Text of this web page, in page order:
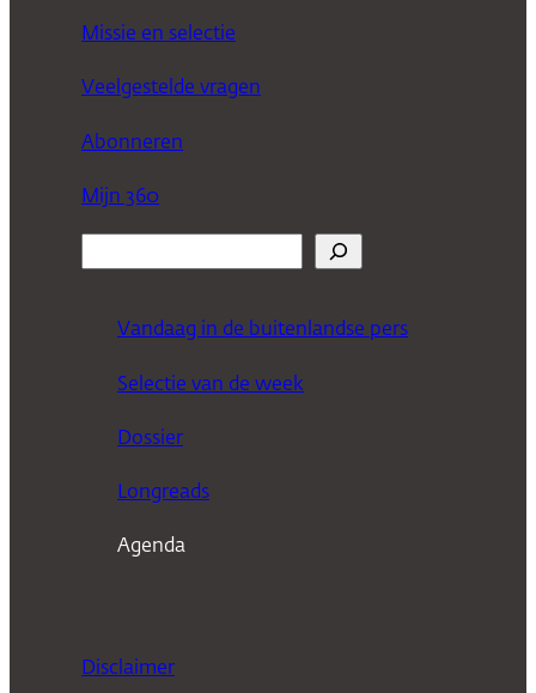
Missie en selectie
Veelgestelde vragen
Abonneren
Mijn 360
Vandaag in de buitenlandse pers
Selectie van de week
Dossier
Longreads
Agenda
Disclaimer